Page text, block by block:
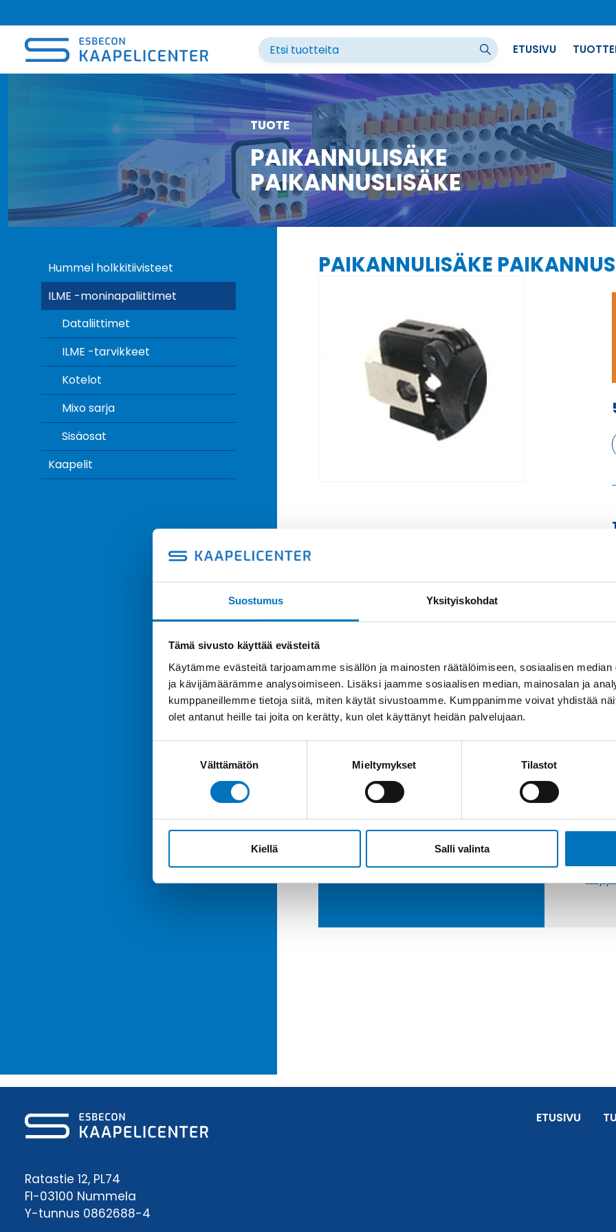
Suostumus Yksityiskohdat
Tämä sivusto käyttää evästeitä
Käytämme evästeitä tarjoamamme sisällön ja mainosten räätälöimiseen, sosiaalisen
ja kävijämäärämme analysoimiseen. Lisäksi jaamme sosiaalisen median, mainosalan ja
kumppaneillemme tietoja siitä, miten käytät sivustoamme. Kumppanimme voivat yhdistää
olet antanut heille tai joita on kerätty, kun olet käyttänyt heidän palvelujaan.
Välttämätön Mieltymykset Tilastot
Kiellä Salli valinta
sisältöön
ETUSIVU
TUOTE
PAIKANNULISÄKE
PAIKANNUSLISÄKE
Hummel holkkitiivisteet
ILME -moninapaliittimet
Dataliittimet
ILME -tarvikkeet
Kotelot
Mixo sarja
Sisäosat
Kaapelit
PAIKANNULISÄKE
Kysyttävää?
Anna meidän
auttaa.
Ratastie 12, PL74
FI-03100 Nummela
Y-tunnus 0862688-4
ETUSIVU